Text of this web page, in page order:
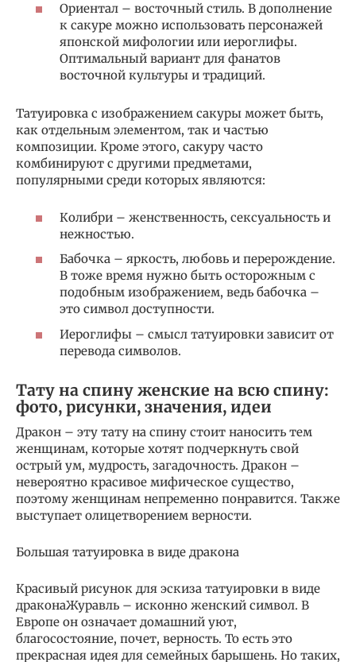
Ориентал – восточный стиль. В дополнение
к сакуре можно использовать персонажей
японской мифологии или иероглифы.
Оптимальный вариант для фанатов
восточной культуры и традиций.
Татуировка с изображением сакуры может быть,
как отдельным элементом, так и частью
композиции. Кроме этого, сакуру часто
комбинируют с другими предметами,
популярными среди которых являются:
Колибри – женственность, сексуальность и
нежностью.
Бабочка – яркость, любовь и перерождение.
В тоже время нужно быть осторожным с
подобным изображением, ведь бабочка –
это символ доступности.
Иероглифы – смысл татуировки зависит от
перевода символов.
Тату на спину женские на всю спину:
фото, рисунки, значения, идеи
Дракон – эту тату на спину стоит наносить тем
женщинам, которые хотят подчеркнуть свой
острый ум, мудрость, загадочность. Дракон –
невероятно красивое мифическое существо,
поэтому женщинам непременно понравится. Также
выступает олицетворением верности.
Большая татуировка в виде дракона
Красивый рисунок для эскиза татуировки в виде
драконаЖуравль – исконно женский символ. В
Европе он означает домашний уют,
благосостояние, почет, верность. То есть это
прекрасная идея для семейных барышень. Но таких,